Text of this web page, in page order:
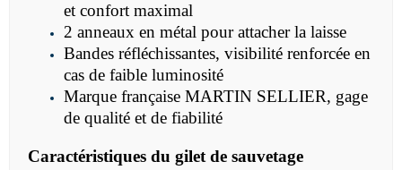
et confort maximal
2 anneaux en métal pour attacher la laisse
Bandes réfléchissantes, visibilité renforcée en
cas de faible luminosité
Marque française MARTIN SELLIER, gage
de qualité et de fiabilité
Caractéristiques du gilet de sauvetage